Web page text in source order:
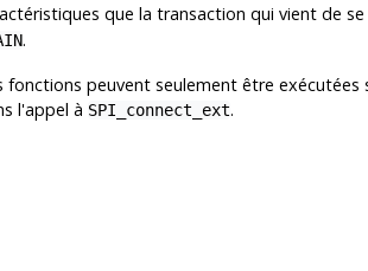
que la transaction qui vient de
.
fonctions peuvent seulement être
l'appel à SPI_connect_ext.